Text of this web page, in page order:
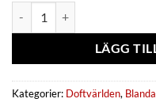
LÄGG
Kategorier: Doftvärlden,